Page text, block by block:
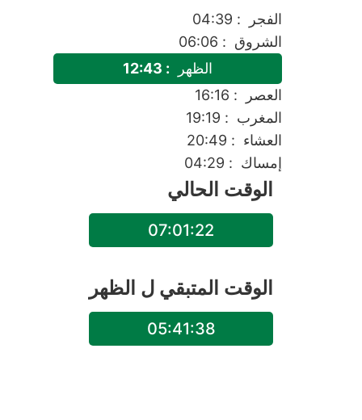
الفجر
: 04:39
الشروق : 06:06
الظهر
: 12:43
العصر
: 16:16
المغرب : 19:19
العشاء : 20:49
إمساك : 04:29
الوقت الحالي
07:01:22
الوقت المتبقي ل الظهر
05:41:38